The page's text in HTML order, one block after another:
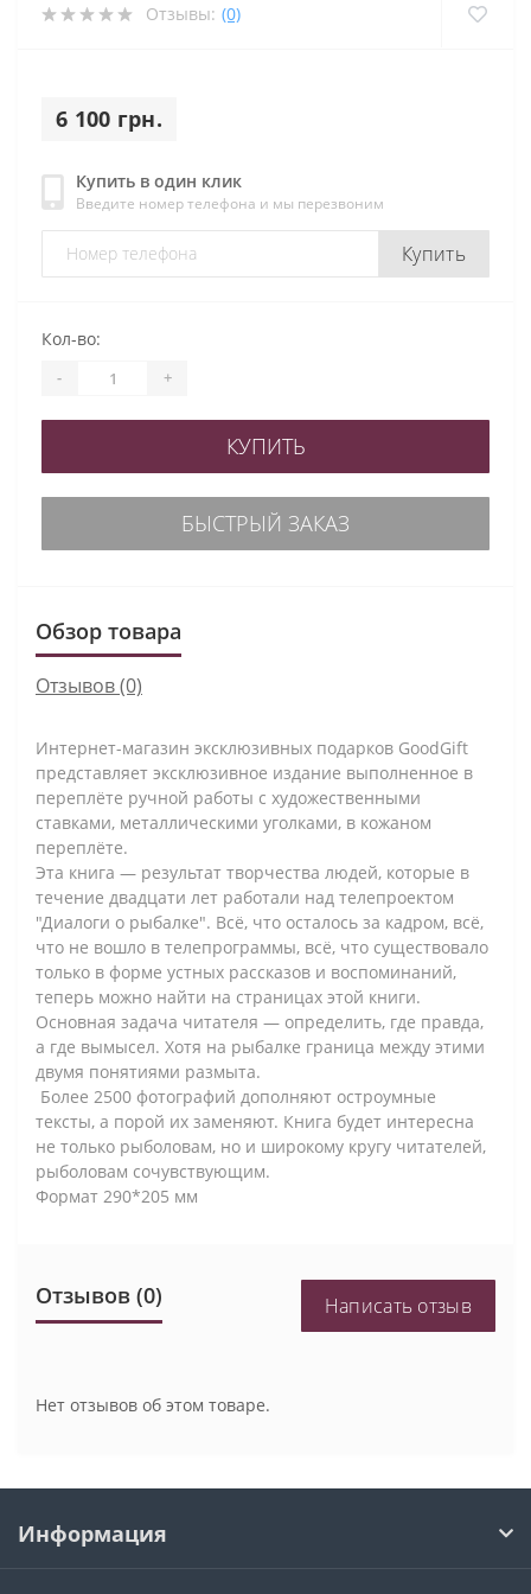
Отзывы: (0)
6 100 грн.
Купить в один клик
Введите номер телефона и мы перезвоним
Купить
Кол-во:
- +
КУПИТЬ
БЫСТРЫЙ ЗАКАЗ
Обзор товара
Отзывов (0)
Интернет-магазин эксклюзивных подарков GoodGift
представляет эксклюзивное издание выполненное в
переплёте ручной работы с художественными
ставками, металлическими уголками, в кожаном
переплёте.
Эта книга — результат творчества людей, которые в
течение двадцати лет работали над телепроектом
"Диалоги о рыбалке". Всё, что осталось за кадром, всё,
что не вошло в телепрограммы, всё, что существовало
только в форме устных рассказов и воспоминаний,
теперь можно найти на страницах этой книги.
Основная задача читателя — определить, где правда,
а где вымысел. Хотя на рыбалке граница между этими
двумя понятиями размыта.
Более 2500 фотографий дополняют остроумные
тексты, а порой их заменяют. Книга будет интересна
не только рыболовам, но и широкому кругу читателей,
рыболовам сочувствующим.
Формат 290*205 мм
Отзывов (0) Написать отзыв
Нет отзывов об этом товаре.
Информация